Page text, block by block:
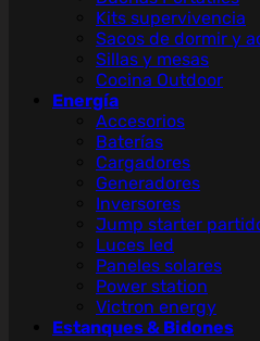
Kits supervivencia
Sacos de dormir y
Sillas y mesas
Cocina Outdoor
Energía
Accesorios
Baterías
Cargadores
Generadores
Inversores
Jump starter
Luces led
Paneles solares
Power station
Victron energy
Estanques & Bidones